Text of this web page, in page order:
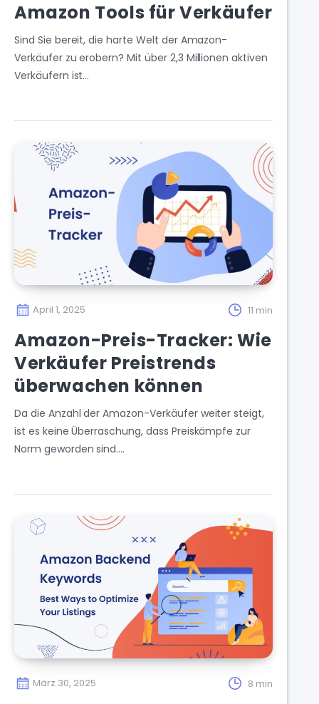
Amazon Tools für Verkäufer
Sind Sie bereit, die harte Welt der Amazon-
Verkäufer zu erobern? Mit über 2,3 Millionen aktiven
Verkäufern ist…
April 1, 2025 11 min
Amazon-Preis-Tracker: Wie
Verkäufer Preistrends
überwachen können
Da die Anzahl der Amazon-Verkäufer weiter steigt,
ist es keine Überraschung, dass Preiskämpfe zur
Norm geworden sind….
März 30, 2025 8 min